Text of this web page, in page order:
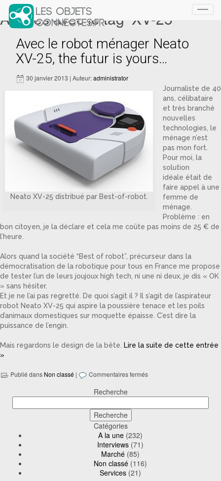
Articles avec le tag ‘XV-25’
Avec le robot ménager Neato
XV-25, the futur is yours…
30 janvier 2013 | Auteur:administrator
Neato XV-25 distribué par Best-of-robot.
Journaliste de 40
ans, célibataire
et très branché
nouvelles
technologies, le
ménage n’est
pas mon fort.
Pour moi, la
solution
idéale était de
faire appel à une
femme de
ménage.
Problème : en
bon citoyen, je la déclare et cela me coûte pas moins de 25 € de
l’heure.
Alors quand la société “Best of robot”, précurseur dans la
démocratisation de la robotique pour tous en France me propose
de tester l’un de leurs joujoux high tech, ni une ni deux, je dis « OK
» sans hésiter.
Et je ne l’ai pas regretté. De quoi s’agit il ? Il s’agit de l’aspirateur
robot Neato XV-25 qui aspire la poussière tenace et les poils
d’animaux domestiques sur moquette épaisse. C’est dire la
puissance de l’engin.
Mais regardons le design de la bête.
Lire la suite de cette entrée
»
Publié dans Non classé | Commentaires fermés
Recherche
Catégories
A la une (232)
Interviews (71)
Marché (85)
Non classé (116)
Services (21)